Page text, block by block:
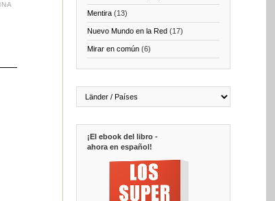
Mentira(13)
Nuevo Mundo en la Red(17)
Mirar en común(6)
¡El ebook del libro -
ahora en español!